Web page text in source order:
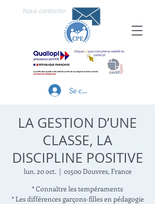
Nous contacter
Se connecter
LA GESTION D’UNE
CLASSE, LA
DISCIPLINE POSITIVE
lun. 20 oct.
  |
01500 Douvres, France
* Connaître les tempéraments
* Les différences garçons-filles en pédagogie